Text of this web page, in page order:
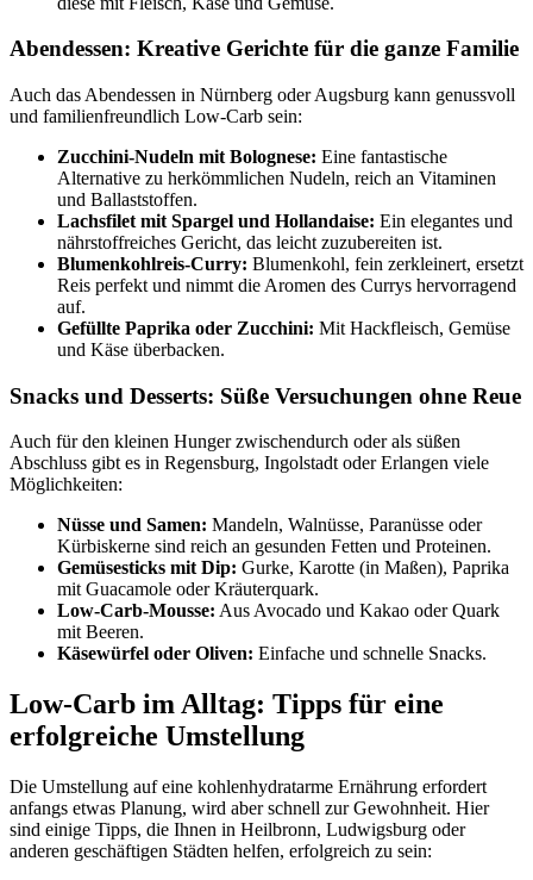
Abendessen: Kreative Gerichte für die ganze Familie
Auch das Abendessen in Nürnberg oder Augsburg kann genussvoll
und familienfreundlich Low-Carb sein:
Zucchini-Nudeln mit Bolognese: Eine fantastische
Alternative zu herkömmlichen Nudeln, reich an Vitaminen
und Ballaststoffen.
Lachsfilet mit Spargel und Hollandaise: Ein elegantes und
nährstoffreiches Gericht, das leicht zuzubereiten ist.
Blumenkohlreis-Curry: Blumenkohl, fein zerkleinert, ersetzt
Reis perfekt und nimmt die Aromen des Currys hervorragend
auf.
Gefüllte Paprika oder Zucchini: Mit Hackfleisch, Gemüse
und Käse überbacken.
Snacks und Desserts: Süße Versuchungen ohne Reue
Auch für den kleinen Hunger zwischendurch oder als süßen
Abschluss gibt es in Regensburg, Ingolstadt oder Erlangen viele
Möglichkeiten:
Nüsse und Samen: Mandeln, Walnüsse, Paranüsse oder
Kürbiskerne sind reich an gesunden Fetten und Proteinen.
Gemüsesticks mit Dip: Gurke, Karotte (in Maßen), Paprika
mit Guacamole oder Kräuterquark.
Low-Carb-Mousse: Aus Avocado und Kakao oder Quark
mit Beeren.
Käsewürfel oder Oliven: Einfache und schnelle Snacks.
Low-Carb im Alltag: Tipps für eine
erfolgreiche Umstellung
Die Umstellung auf eine kohlenhydratarme Ernährung erfordert
anfangs etwas Planung, wird aber schnell zur Gewohnheit. Hier
sind einige Tipps, die Ihnen in Heilbronn, Ludwigsburg oder
anderen geschäftigen Städten helfen, erfolgreich zu sein: